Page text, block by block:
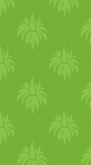
hogy
minden),
Míg
ki.
így